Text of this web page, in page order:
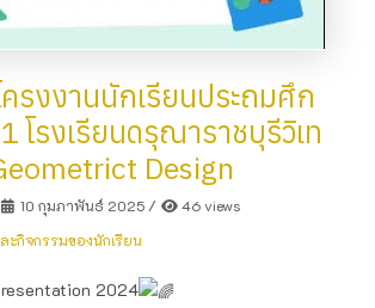
รงงานนักเรียนประถมศึก
โรงเรียนดรุณาราชบุรีวิเท
Design
10 กุมภาพันธ์ 2025/
46 views
ะกิจกรรมของนักเรียน
2024